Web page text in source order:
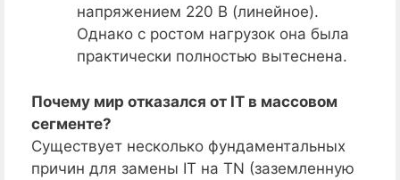
напряжением 220 В (линейное).
Однако с ростом нагрузок она была
практически полностью вытеснена.
Почему мир отказался от IT в массовом
сегменте?
Существует несколько фундаментальных
причин для замены IT на TN (заземленную